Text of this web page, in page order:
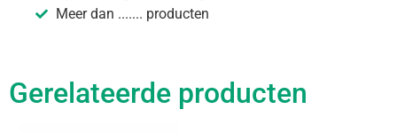
Meer dan ....... producten
Gerelateerde producten